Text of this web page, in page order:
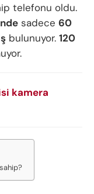
telefonu oldu.
sadece 60
bulunuyor. 120
kamera